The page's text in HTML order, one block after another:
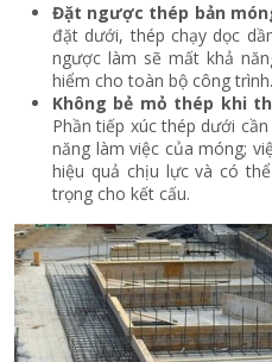
Đặt ngược thép bản
đặt dưới, thép chạy dọc
ngược làm sẽ mất khả
hiểm cho toàn bộ công trình.
Không bẻ mỏ thép khi
Phần tiếp xúc thép dưới
năng làm việc của móng;
hiệu quả chịu lực và có
trọng cho kết cấu.